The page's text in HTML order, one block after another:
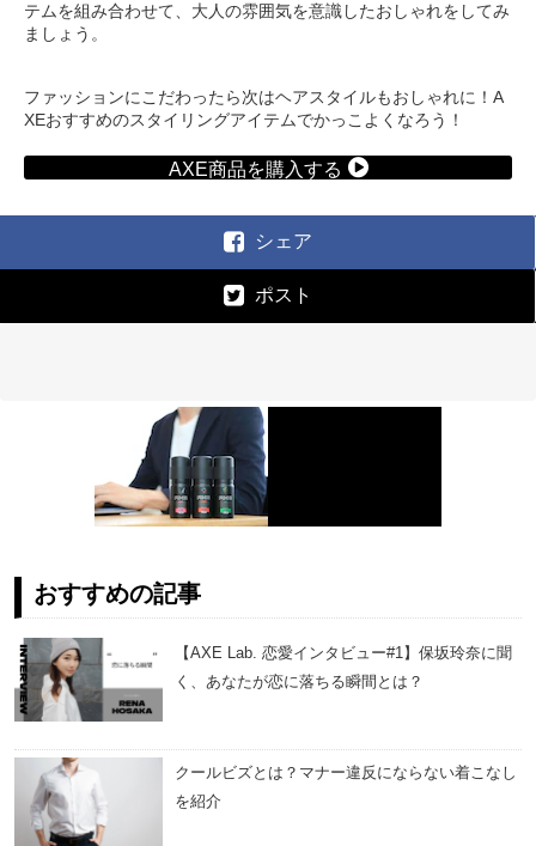
テムを組み合わせて、大人の雰囲気を意識したおしゃれをしてみ
ましょう。
ファッションにこだわったら次はヘアスタイルもおしゃれに！A
XEおすすめのスタイリングアイテムでかっこよくなろう！
AXE商品を購入する
シェア
ポスト
おすすめの記事
【AXE Lab. 恋愛インタビュー#1】保坂玲奈に聞
く、あなたが恋に落ちる瞬間とは？
クールビズとは？マナー違反にならない着こなし
を紹介